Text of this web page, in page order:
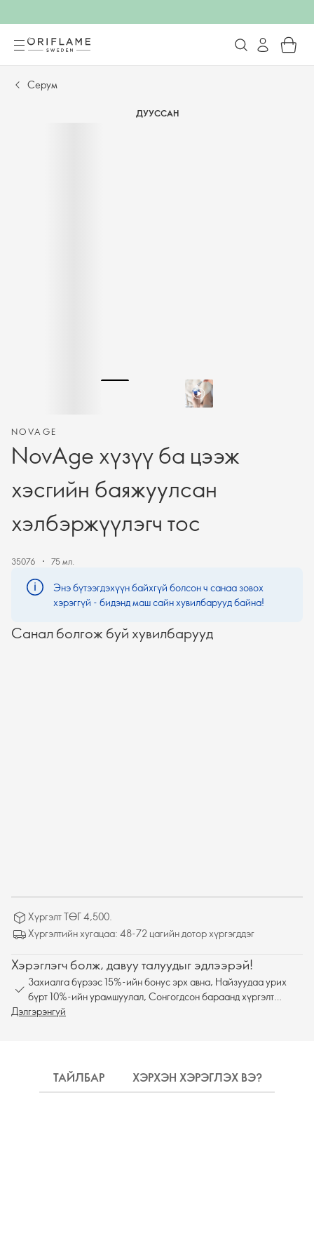
Серум
ДУУССАН
NOVAGE
NovAge хүзүү ба цээж
хэсгийн баяжуулсан
хэлбэржүүлэгч тос
35076 75 мл.
Энэ бүтээгдэхүүн байхгүй болсон ч санаа зовох
хэрэггүй - бидэнд маш сайн хувилбарууд байна!
Санал болгож буй хувилбарууд
Хүргэлт ТӨГ 4,500.
Хүргэлтийн хугацаа: 48-72 цагийн дотор хүргэгддэг
Хэрэглэгч болж, давуу талуудыг эдлээрэй!
Захиалга бүрээс 15%-ийн бонус эрх авна, Найзуудаа урих
бүрт 10%-ийн урамшуулал, Сонгогдсон бараанд хүргэлт
үнэгүй
Дэлгэрэнгүй
ТАЙЛБАР ХЭРХЭН ХЭРЭГЛЭХ ВЭ?